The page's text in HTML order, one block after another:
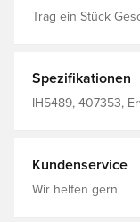
Trag ein Stück
des Originals treu,
wie dem doppelt
Reguläre
Spezifikationen
IH5489, 407353,
Kundenservice
Wir helfen gern